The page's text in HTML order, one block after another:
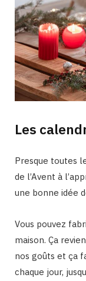
Les
Presque toutes
de l’Avent à
une bonne idée
Vous pouvez
maison. Ça
nos goûts et ça
chaque jour,